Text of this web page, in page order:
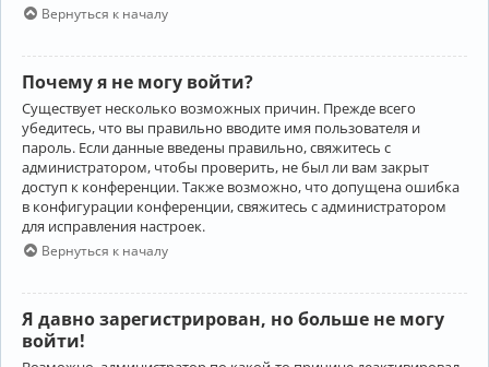
Вернуться к началу
Почему я не могу войти?
Существует несколько возможных причин. Прежде всего
убедитесь, что вы правильно вводите имя пользователя и
пароль. Если данные введены правильно, свяжитесь с
администратором, чтобы проверить, не был ли вам закрыт
доступ к конференции. Также возможно, что допущена ошибка
в конфигурации конференции, свяжитесь с администратором
для исправления настроек.
Вернуться к началу
Я давно зарегистрирован, но больше не могу
войти!